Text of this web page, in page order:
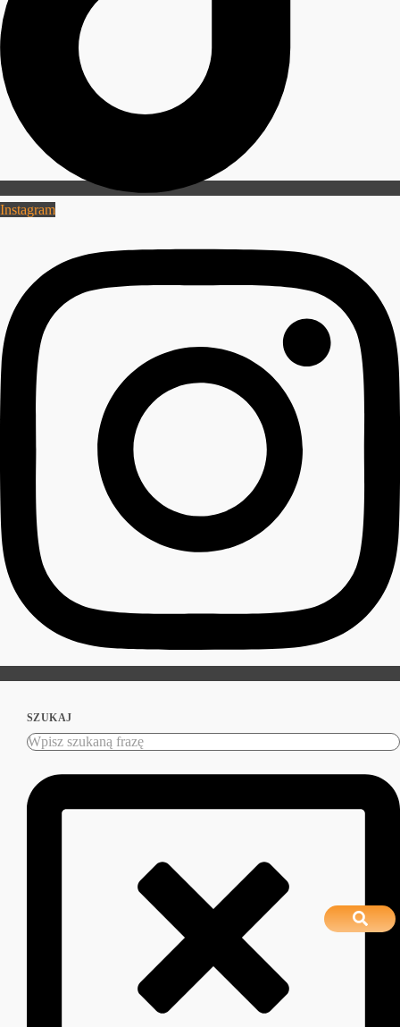
Instagram
SZUKAJ